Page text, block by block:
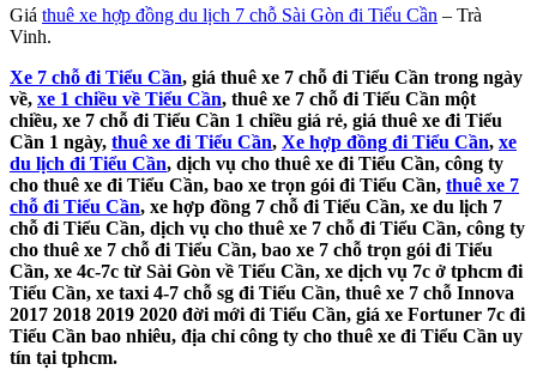
Giá thuê xe hợp đồng du lịch 7 chỗ Sài Gòn đi Tiểu Cần – Trà
Vinh.
Xe 7 chỗ đi Tiểu Cần, giá thuê xe 7 chỗ đi Tiểu Cần trong ngày
về, xe 1 chiều về Tiểu Cần, thuê xe 7 chỗ đi Tiểu Cần một
chiều, xe 7 chỗ đi Tiểu Cần 1 chiều giá rẻ, giá thuê xe đi Tiểu
Cần 1 ngày, thuê xe đi Tiểu Cần, Xe hợp đồng đi Tiểu Cần, xe
du lịch đi Tiểu Cần, dịch vụ cho thuê xe đi Tiểu Cần, công ty
cho thuê xe đi Tiểu Cần, bao xe trọn gói đi Tiểu Cần, thuê xe 7
chỗ đi Tiểu Cần, xe hợp đồng 7 chỗ đi Tiểu Cần, xe du lịch 7
chỗ đi Tiểu Cần, dịch vụ cho thuê xe 7 chỗ đi Tiểu Cần, công ty
cho thuê xe 7 chỗ đi Tiểu Cần, bao xe 7 chỗ trọn gói đi Tiểu
Cần, xe 4c-7c từ Sài Gòn về Tiểu Cần, xe dịch vụ 7c ở tphcm đi
Tiểu Cần, xe taxi 4-7 chỗ sg đi Tiểu Cần, thuê xe 7 chỗ Innova
2017 2018 2019 2020 đời mới đi Tiểu Cần, giá xe Fortuner 7c đi
Tiểu Cần bao nhiêu, địa chỉ công ty cho thuê xe đi Tiểu Cần uy
tín tại tphcm.